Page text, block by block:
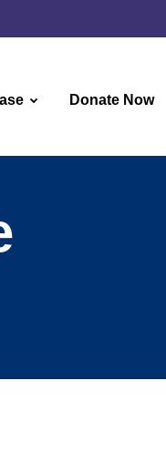
Donate Now